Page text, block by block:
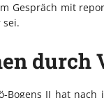
Gespräch mit
durch
Bogens II hat nach